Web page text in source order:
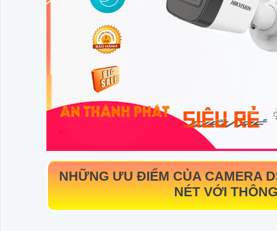
NHỮNG ƯU ĐIỂM CỦA CAMERA
NÉT VỚI